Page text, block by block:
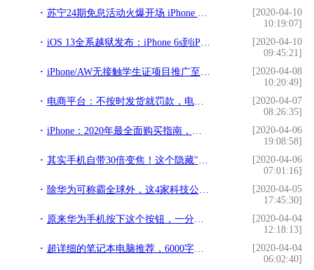
苏宁24期免息活动火爆开场 iPhone 11最低每月仅需220元
[2020-04-10
10:19:07]
iOS 13全系越狱发布：iPhone 6s到iPhone 11皆支持
[2020-04-10
09:45:21]
iPhone/AW无接触学生证项目推广至圣克拉拉大学
[2020-04-08
10:20:49]
电商平台：不按时发货就罚款，电商卖家：真的不是故意不发货
[2020-04-07
08:26:35]
iPhone：2020年最全面购买指南，哪个最适合你？（下）
[2020-04-06
19:08:58]
其实手机自带30倍变焦！这个隐藏"望远镜"功能，你们都知道吗
[2020-04-06
07:01:16]
除华为可称霸全球外，这4家科技公司也很强劲，你知道它们吗？
[2020-04-05
17:45:30]
原来华为手机按下这个按钮，一分钟能打400字，谁还敢说你打字慢
[2020-04-04
12:18:13]
超详细的笔记本电脑推荐，6000字干货，电脑小白的福利
[2020-04-04
06:02:40]